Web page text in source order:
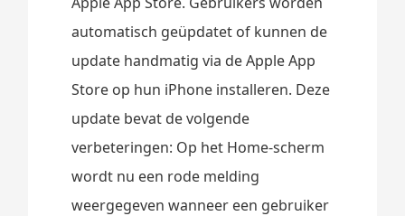
automatisch geüpdatet of kunnen de
update handmatig via de Apple App
Store op hun iPhone installeren. Deze
update bevat de volgende
verbeteringen: Op het Home-scherm
wordt nu een rode melding
weergegeven wanneer een gebruiker